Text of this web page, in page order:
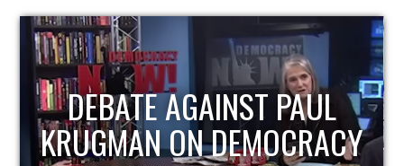
HOST OF ECONOMIC
UPDATE